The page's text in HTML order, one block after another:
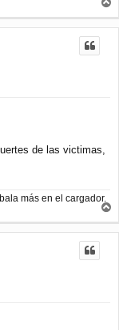
r
r
de las victimas,
más en el cargador.
r
r